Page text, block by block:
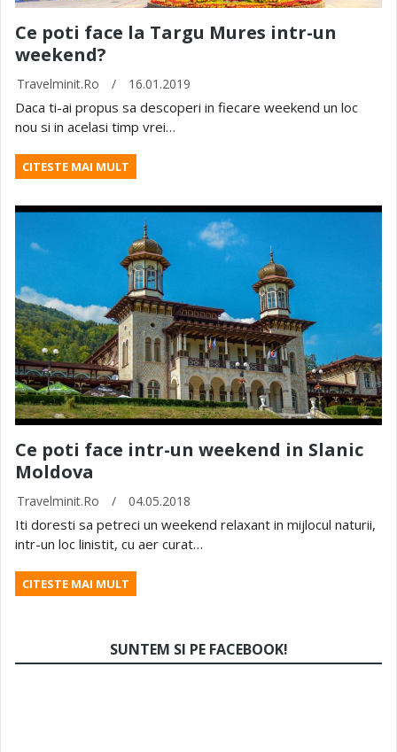
Ce poti face la Targu Mures intr-un
weekend?
Travelminit.ro / 16.01.2019
Daca ti-ai propus sa descoperi in fiecare weekend un loc
nou si in acelasi timp vrei…
CITESTE MAI MULT
Ce poti face intr-un weekend in Slanic
Moldova
Travelminit.ro / 04.05.2018
Iti doresti sa petreci un weekend relaxant in mijlocul naturii,
intr-un loc linistit, cu aer curat…
CITESTE MAI MULT
SUNTEM SI PE FACEBOOK!